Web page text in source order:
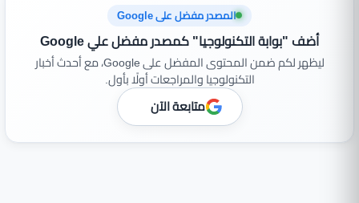
المصدر مفضل على Google
أضف "بوابة التكنولوجيا" كمصدر مفضل علي Google
ليظهر لكم ضمن المحتوى المفضل على Google، مع أحدث أخبار
التكنولوجيا والمراجعات أولًا بأول.
متابعة الآن